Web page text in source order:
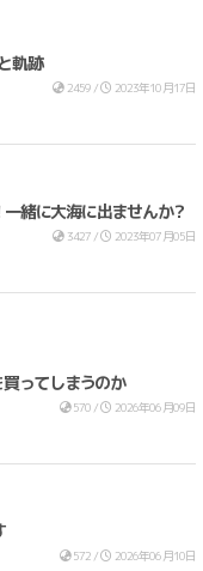
軌跡
2459 / 2023年10月17日
緒に大海に出ませんか？
3427 / 2023年07月05日
ってしまうのか
570 / 2026年06月09日
572 / 2026年06月10日